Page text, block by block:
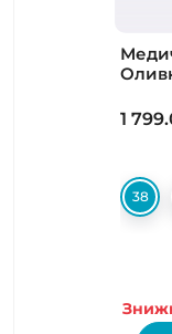
1
38